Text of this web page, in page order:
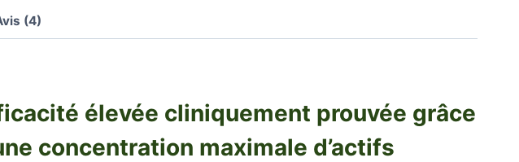
(4)
élevée cliniquement prouvée grâce
concentration maximale d’actifs